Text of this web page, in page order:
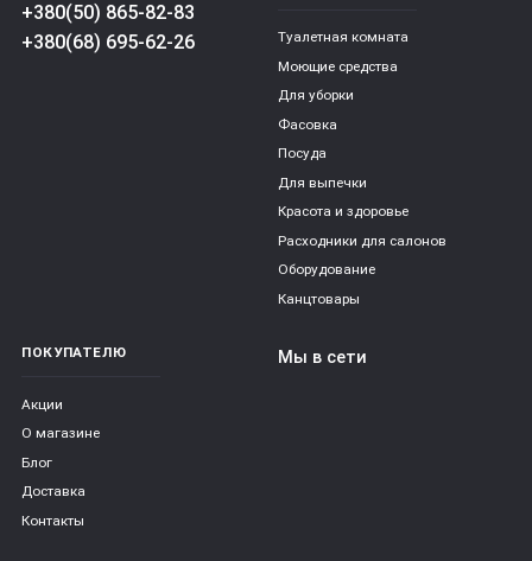
+380(50) 865-82-83
+380(68) 695-62-26
Туалетная комната
Моющие средства
Для уборки
Фасовка
Посуда
Для выпечки
Красота и здоровье
Расходники для салонов
Оборудование
Канцтовары
ПОКУПАТЕЛЮ
Акции
О магазине
Блог
Доставка
Контакты
Мы в сети